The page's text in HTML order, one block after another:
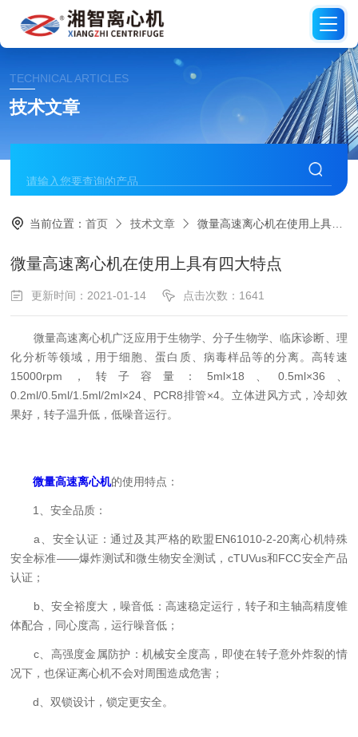
TECHNICAL ARTICLES
技术文章
当前位置：首页 技术文章 微量高速离心机在使用上具有四大特点
微量高速离心机在使用上具有四大特点
更新时间：2021-01-14 点击次数：1641
微量高速离心机广泛应用于生物学、分子生物学、临床诊断、理
化分析等领域，用于细胞、蛋白质、病毒样品等的分离。高转速
15000rpm，转子容量：5ml×18、0.5ml×36、
0.2ml/0.5ml/1.5ml/2ml×24、PCR8排管×4。立体进风方式，冷却效
果好，转子温升低，低噪音运行。
微量高速离心机的使用特点：
1、安全品质：
a、安全认证：通过及其严格的欧盟EN61010-2-20离心机特殊
安全标准——爆炸测试和微生物安全测试，cTUVus和FCC安全产品
认证；
b、安全裕度大，噪音低：高速稳定运行，转子和主轴高精度锥
体配合，同心度高，运行噪音低；
c、高强度金属防护：机械安全度高，即使在转子意外炸裂的情
况下，也保证离心机不会对周围造成危害；
d、双锁设计，锁定更安全。